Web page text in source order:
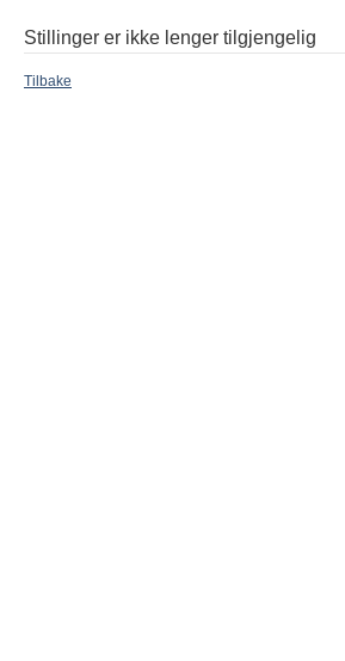
Stillinger er ikke lenger tilgjengelig
Tilbake